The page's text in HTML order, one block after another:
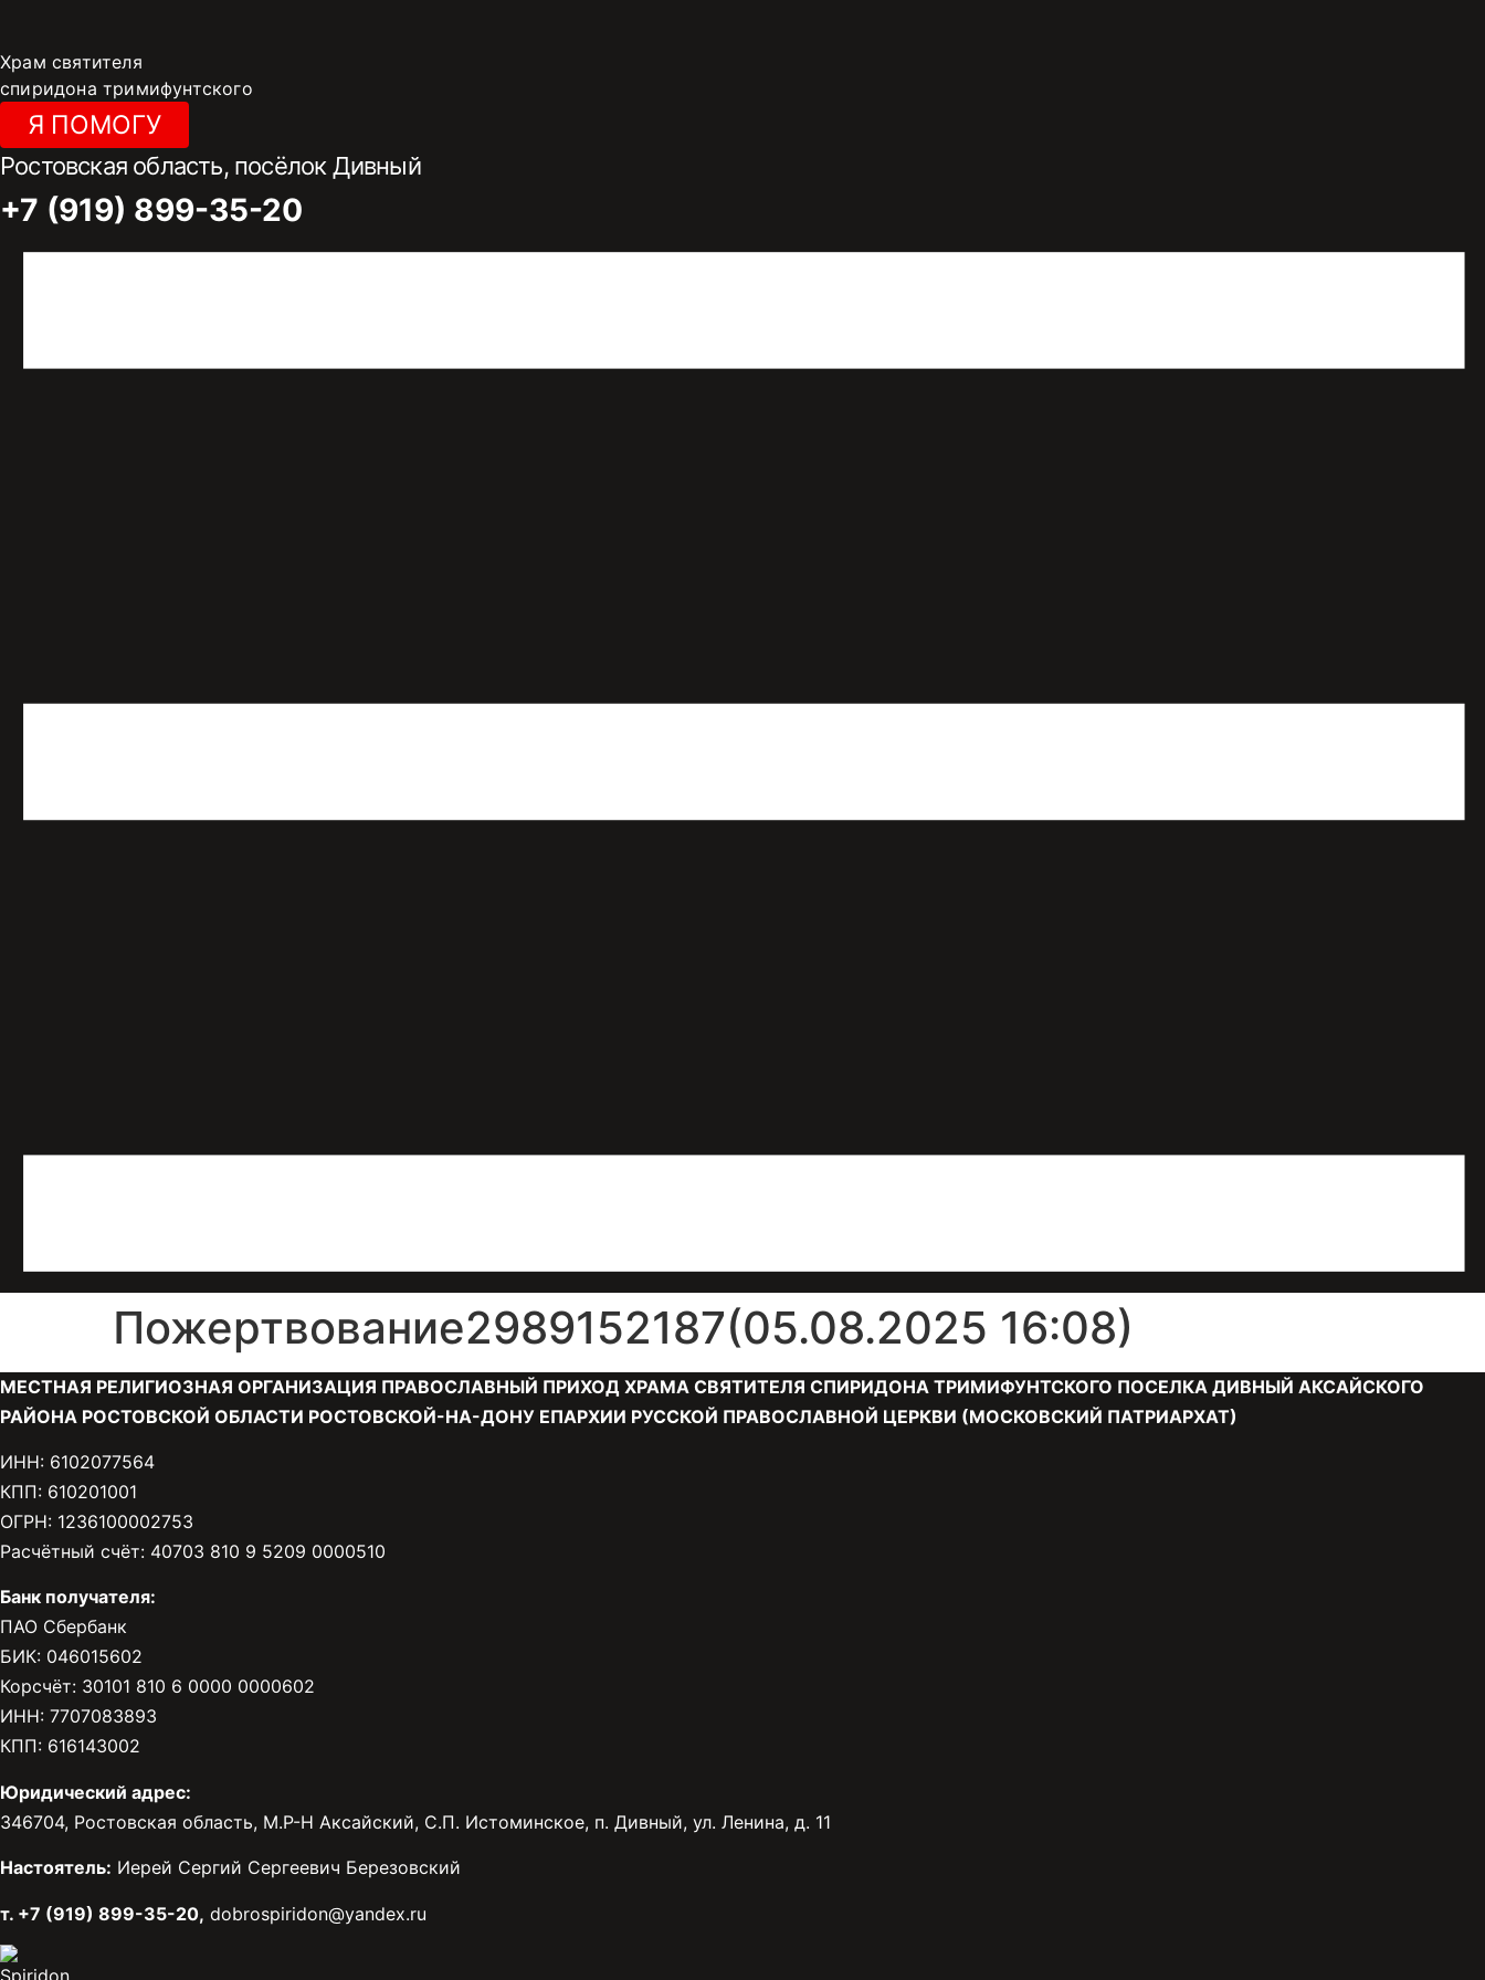
содержимому
Храм святителя
спиридона тримифунтского
Я ПОМОГУ
Ростовская область, посёлок Дивный
+7 (919) 899-35-20
Пожертвование2989152187(05.08.2025 16:08)
МЕСТНАЯ РЕЛИГИОЗНАЯ ОРГАНИЗАЦИЯ ПРАВОСЛАВНЫЙ ПРИХОД ХРАМА СВЯТИТЕЛЯ СПИРИДОНА ТРИМИФУНТСКОГО ПОСЕЛКА ДИВНЫЙ АКСАЙСКОГО
РАЙОНА РОСТОВСКОЙ ОБЛАСТИ РОСТОВСКОЙ-НА-ДОНУ ЕПАРХИИ РУССКОЙ ПРАВОСЛАВНОЙ ЦЕРКВИ (МОСКОВСКИЙ ПАТРИАРХАТ)
ИНН: 6102077564
КПП: 610201001
ОГРН: 1236100002753
Расчётный счёт: 40703 810 9 5209 0000510
Банк получателя:
ПАО Сбербанк
БИК: 046015602
Корсчёт: 30101 810 6 0000 0000602
ИНН: 7707083893
КПП: 616143002
Юридический адрес:
346704, Ростовская область, М.Р-Н Аксайский, С.П. Истоминское, п. Дивный, ул. Ленина, д. 11
Настоятель: Иерей Сергий Сергеевич Березовский
т. +7 (919) 899-35-20, dobrospiridon@yandex.ru